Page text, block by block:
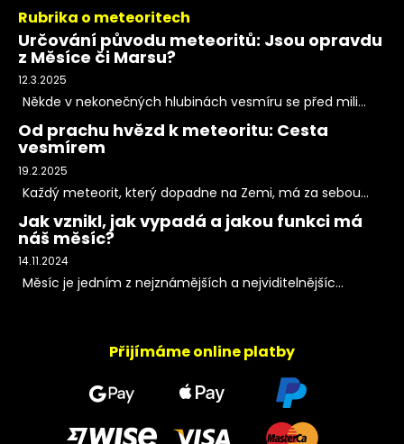
Rubrika o meteoritech
Určování původu meteoritů: Jsou opravdu
z Měsíce či Marsu?
12.3.2025
Někde v nekonečných hlubinách vesmíru se před mili...
Od prachu hvězd k meteoritu: Cesta
vesmírem
19.2.2025
Každý meteorit, který dopadne na Zemi, má za sebou...
Jak vznikl, jak vypadá a jakou funkci má
náš měsíc?
14.11.2024
Měsíc je jedním z nejznámějších a nejviditelnějšíc...
Přijímáme online platby